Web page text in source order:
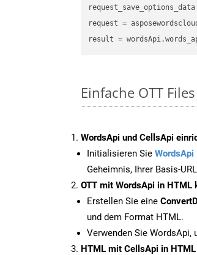
request_save_options_data
request
result
Einfache OTT
WordsApi und CellsApi
Initialisieren Sie WordsApi
Geheimnis, Ihrer Basis-
OTT mit WordsApi in HTML
Erstellen Sie eine
und dem Format HTML.
Verwenden Sie WordsApi,
HTML mit CellsApi in